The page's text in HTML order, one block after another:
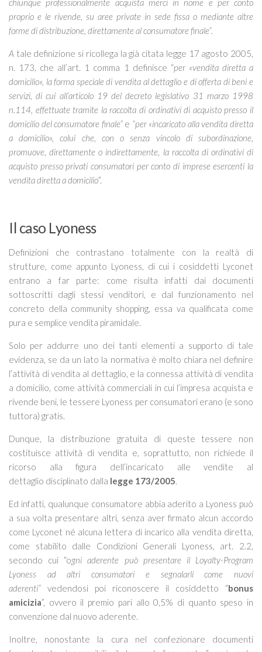
chiunque professionalmente acquista merci in nome e per conto
proprio e le rivende, su aree private in sede fissa o mediante altre
forme di distribuzione, direttamente al consumatore finale”.
A tale definizione si ricollega la già citata legge 17 agosto 2005,
n. 173, che all’art. 1 comma 1 definisce “per «vendita diretta a
domicilio», la forma speciale di vendita al dettaglio e di offerta di beni e
servizi, di cui all’articolo 19 del decreto legislativo 31 marzo 1998
n.114, effettuate tramite la raccolta di ordinativi di acquisto presso il
domicilio del consumatore finale” e “per «incaricato alla vendita diretta
a domicilio», colui che, con o senza vincolo di subordinazione,
promuove, direttamente o indirettamente, la raccolta di ordinativi di
acquisto presso privati consumatori per conto di imprese esercenti la
vendita diretta a domicilio”.
Il caso Lyoness
Definizioni che contrastano totalmente con la realtà di
strutture, come appunto Lyoness, di cui i cosiddetti Lyconet
entrano a far parte: come risulta infatti dai documenti
sottoscritti dagli stessi venditori, e dal funzionamento nel
concreto della community shopping, essa va qualificata come
pura e semplice vendita piramidale.
Solo per addurre uno dei tanti elementi a supporto di tale
evidenza, se da un lato la normativa è molto chiara nel definire
l’attività di vendita al dettaglio, e la connessa attività di vendita
a domicilio, come attività commerciali in cui l’impresa acquista e
rivende beni, le tessere Lyoness per consumatori erano (e sono
tuttora) gratis.
Dunque, la distribuzione gratuita di queste tessere non
costituisce attività di vendita e, soprattutto, non richiede il
ricorso alla figura dell’incaricato alle vendite al
dettaglio disciplinato dalla legge 173/2005.
Ed infatti, qualunque consumatore abbia aderito a Lyoness può
a sua volta presentare altri, senza aver firmato alcun accordo
come Lyconet né alcuna lettera di incarico alla vendita diretta,
come stabilito dalle Condizioni Generali Lyoness, art. 2.2,
secondo cui “ogni aderente può presentare il Loyalty-Program
Lyoness ad altri consumatori e segnalarli come nuovi
aderenti” vedendosi poi riconoscere il cosiddetto “bonus
amicizia”, ovvero il premio pari allo 0,5% di quanto speso in
convenzione dal nuovo aderente.
Inoltre, nonostante la cura nel confezionare documenti